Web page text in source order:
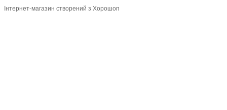
Інтернет-магазин створений з Хорошоп